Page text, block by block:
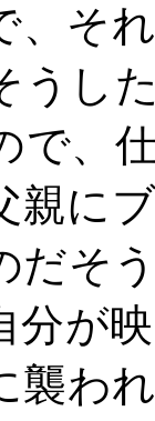
、そ
うし
で、
親に
だそ
分が
襲わ